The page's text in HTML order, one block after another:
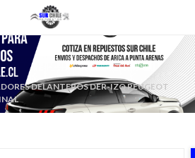
DELANTEROS DER-IZQ PEUGEOT